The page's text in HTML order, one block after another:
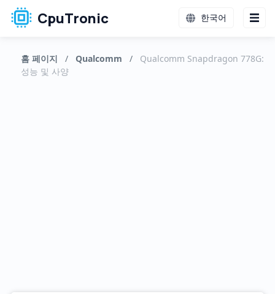
CpuTronic 한국어
홈 페이지 / Qualcomm /
Qualcomm Snapdragon 778G:
성능 및 사양